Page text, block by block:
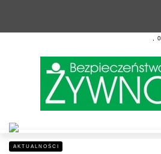
,
AKTUALNOŚCI